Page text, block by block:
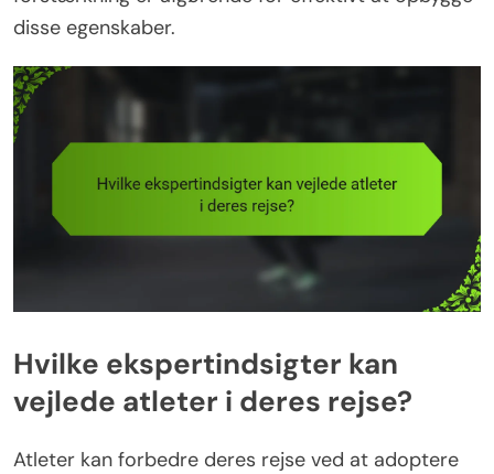
disse egenskaber.
Hvilke ekspertindsigter kan
vejlede atleter i deres rejse?
Atleter kan forbedre deres rejse ved at adoptere